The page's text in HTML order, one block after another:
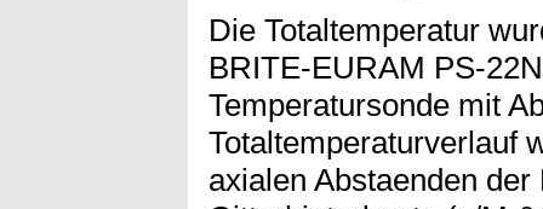
Die Totaltemperatur
BRITE-EURAM PS-
Temperatursonde mit
Totaltemperaturverlauf
axialen Abstaenden